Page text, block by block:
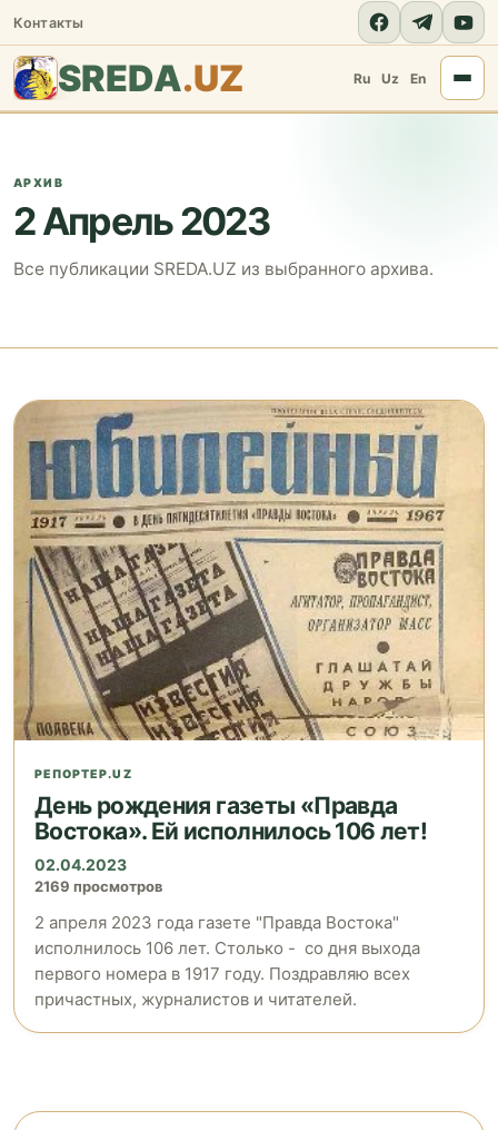
Контакты
SREDA.UZ Ru Uz En
АРХИВ
2 Апрель 2023
Все публикации SREDA.UZ из выбранного архива.
РЕПОРТЕР.UZ
День рождения газеты «Правда
Востока». Ей исполнилось 106 лет!
02.04.2023
2169 просмотров
2 апреля 2023 года газете "Правда Востока"
исполнилось 106 лет. Столько - со дня выхода
первого номера в 1917 году. Поздравляю всех
причастных, журналистов и читателей.